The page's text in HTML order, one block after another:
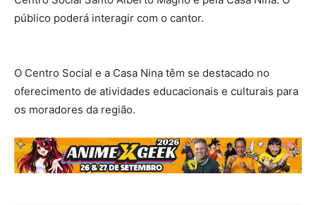
público poderá interagir com o cantor.
O Centro Social e a Casa Nina têm se destacado no
oferecimento de atividades educacionais e culturais para
os moradores da região.